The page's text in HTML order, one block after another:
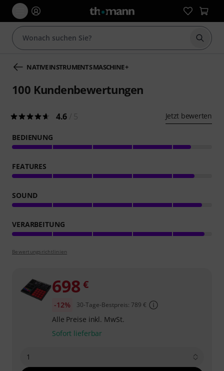
Suche
NATIVE INSTRUMENTS MASCHINE +
100 Kundenbewertungen
4.6 Jetzt bewerten
BEDIENUNG
FEATURES
SOUND
VERARBEITUNG
Bewertungsrichtlinien
698 €
-12% 30-Tage-Bestpreis: 789 €
Alle Preise inkl. MwSt.
Sofort lieferbar
1